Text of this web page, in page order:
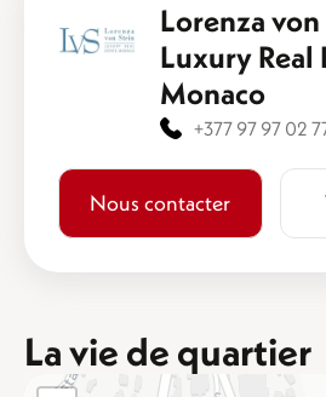
Lorenza
Luxury Real
Monaco
+377 97 97 02
Nous contacter
La vie de quartier